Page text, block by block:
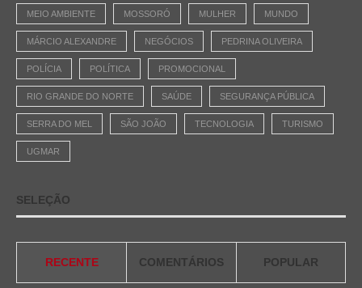
MEIO AMBIENTE MOSSORÓ MULHER MUNDO
MÁRCIO ALEXANDRE NEGÓCIOS PEDRINA OLIVEIRA
POLÍCIA POLÍTICA PROMOCIONAL
RIO GRANDE DO NORTE SAÚDE SEGURANÇA PÚBLICA
SERRA DO MEL SÃO JOÃO TECNOLOGIA TURISMO
UGMAR
SELEÇÃO
RECENTE COMENTÁRIOS POPULAR